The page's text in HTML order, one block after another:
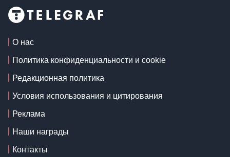
О нас
Политика конфиденциальности и cookie
Редакционная политика
Условия использования и цитирования
Реклама
Наши награды
Контакты